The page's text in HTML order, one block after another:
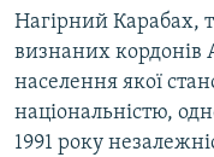
Нагірний Карабах,
визнаних кордонів
населення якої
національністю,
1991 року